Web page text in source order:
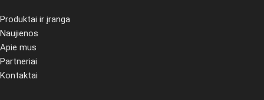
Produktai ir įranga
Naujienos
Apie mus
Partneriai
Kontaktai